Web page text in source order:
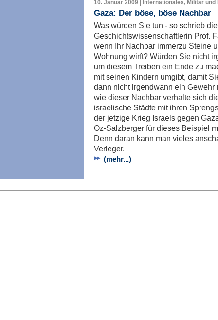
10. Januar 2009 | Internationales, Militär und
Gaza: Der böse, böse Nachbar
Was würden Sie tun - so schrieb
Geschichtswissenschaftlerin Prof.
wenn Ihr Nachbar immerzu Steine
Wohnung wirft? Würden Sie nicht
um diesem Treiben ein Ende zu
mit seinen Kindern umgibt, damit
dann nicht irgendwann ein Gewehr
wie dieser Nachbar verhalte sich
israelische Städte mit ihren
der jetzige Krieg Israels gegen
Oz-Salzberger für dieses Beispiel
Denn daran kann man vieles
Verleger.
(mehr...)